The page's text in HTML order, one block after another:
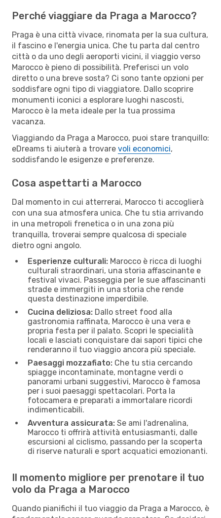
Perché viaggiare da Praga a Marocco?
Praga è una città vivace, rinomata per la sua cultura,
il fascino e l'energia unica. Che tu parta dal centro
città o da uno degli aeroporti vicini, il viaggio verso
Marocco è pieno di possibilità. Preferisci un volo
diretto o una breve sosta? Ci sono tante opzioni per
soddisfare ogni tipo di viaggiatore. Dallo scoprire
monumenti iconici a esplorare luoghi nascosti,
Marocco è la meta ideale per la tua prossima
vacanza.
Viaggiando da Praga a Marocco, puoi stare tranquillo:
eDreams ti aiuterà a trovare voli economici,
soddisfando le esigenze e preferenze.
Cosa aspettarti a Marocco
Dal momento in cui atterrerai, Marocco ti accoglierà
con una sua atmosfera unica. Che tu stia arrivando
in una metropoli frenetica o in una zona più
tranquilla, troverai sempre qualcosa di speciale
dietro ogni angolo.
Esperienze culturali: Marocco è ricca di luoghi
culturali straordinari, una storia affascinante e
festival vivaci. Passeggia per le sue affascinanti
strade e immergiti in una storia che rende
questa destinazione imperdibile.
Cucina deliziosa: Dallo street food alla
gastronomia raffinata, Marocco è una vera e
propria festa per il palato. Scopri le specialità
locali e lasciati conquistare dai sapori tipici che
renderanno il tuo viaggio ancora più speciale.
Paesaggi mozzafiato: Che tu stia cercando
spiagge incontaminate, montagne verdi o
panorami urbani suggestivi, Marocco è famosa
per i suoi paesaggi spettacolari. Porta la
fotocamera e preparati a immortalare ricordi
indimenticabili.
Avventura assicurata: Se ami l'adrenalina,
Marocco ti offrirà attività entusiasmanti, dalle
escursioni al ciclismo, passando per la scoperta
di riserve naturali e sport acquatici emozionanti.
Il momento migliore per prenotare il tuo
volo da Praga a Marocco
Quando pianifichi il tuo viaggio da Praga a Marocco, è